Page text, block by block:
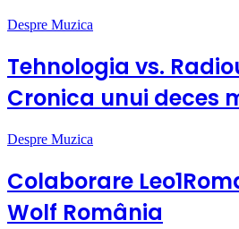
Despre Muzica
Tehnologia vs.
Cronica unui deces
Despre Muzica
Colaborare
Wolf România